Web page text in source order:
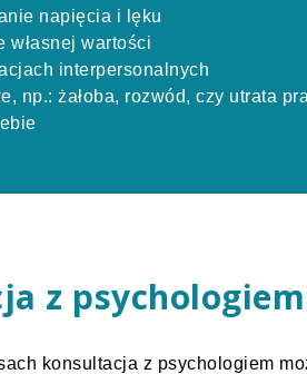
napięcia i lęku
własnej wartości
interpersonalnych
np.: żałoba, rozwód, czy utrata
z
konsultacja z psychologiem